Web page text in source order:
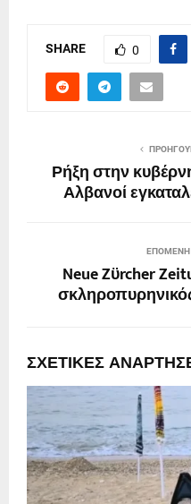
SHARE 0
Ρήξη στην
Αλβανοί
ΕΠΌΜΕΝΗ
Neue Zϋrcher
ΣΧΕΤΙΚΈΣ